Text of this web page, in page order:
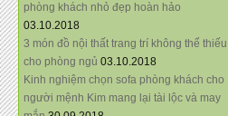
phòng khách nhỏ đẹp hoàn hảo
03.10.2018
3 món đồ nội thất trang trí không thể thiếu
cho phòng ngủ 03.10.2018
Kinh nghiệm chọn sofa phòng khách cho
người mệnh Kim mang lại tài lộc và may